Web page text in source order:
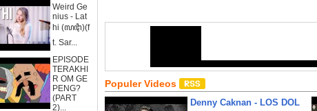
Weird Ge
nius - Lat
hi (ꦭꦛꦶ)(f
t. Sar...
EPISODE
TERAKHI
R OM GE
PENG?
(PART
2)...
Populer Videos
Denny Caknan - LOS DOL